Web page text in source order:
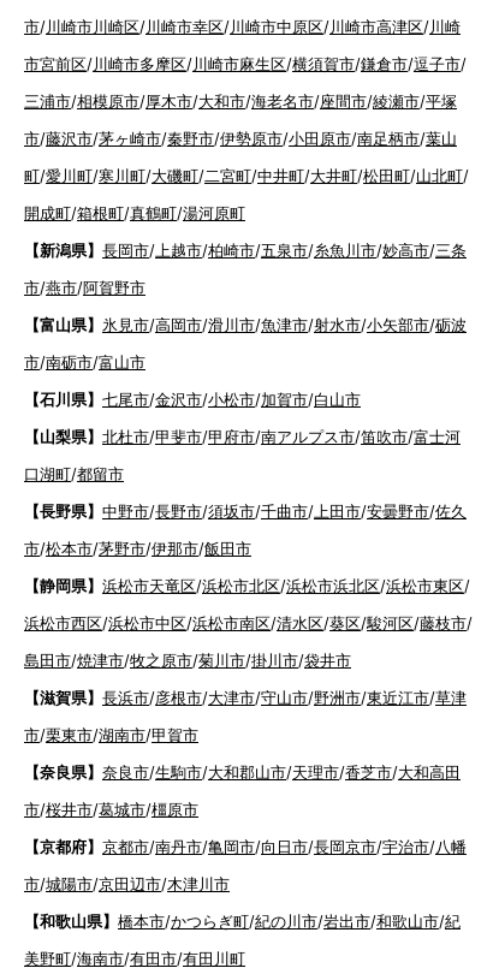
市/川崎市川崎区/川崎市幸区/川崎市中原区/川崎市高津区/川崎
市宮前区/川崎市多摩区/川崎市麻生区/横須賀市/鎌倉市/逗子市/
三浦市/相模原市/厚木市/大和市/海老名市/座間市/綾瀬市/平塚
市/藤沢市/茅ヶ崎市/秦野市/伊勢原市/小田原市/南足柄市/葉山
町/愛川町/寒川町/大磯町/二宮町/中井町/大井町/松田町/山北町/
開成町/箱根町/真鶴町/湯河原町
【新潟県】 長岡市/ 上越市/柏崎市/五泉市/糸魚川市/妙高市/三条
市/燕市/阿賀野市
【富山県】 氷見市/高岡市/滑川市/魚津市/射水市/小矢部市/砺波
市/南砺市/富山市
【石川県】 七尾市/金沢市/小松市/加賀市/白山市
【山梨県】 北杜市/甲斐市/甲府市/南アルプス市/笛吹市/富士河
口湖町/都留市
【長野県】 中野市/長野市/須坂市/千曲市/ 上田市/安曇野市/佐久
市/松本市/茅野市/伊那市/飯田市
【静岡県】 浜松市天竜区/浜松市北区/浜松市浜北区/浜松市東区/
浜松市西区/浜松市中区/浜松市南区/清水区/葵区/駿河区/藤枝市/
島田市/焼津市/牧之原市/菊川市/掛川市/袋井市
【滋賀県】 長浜市/彦根市/大津市/守山市/野洲市/東近江市/草津
市/栗東市/湖南市/甲賀市
【奈良県】 奈良市/生駒市/大和郡山市/天理市/香芝市/大和高田
市/桜井市/葛城市/橿原市
【京都府】 京都市/南丹市/亀岡市/向日市/長岡京市/宇治市/八幡
市/城陽市/京田辺市/木津川市
【和歌山県】 橋本市/かつらぎ町/紀の川市/岩出市/和歌山市/紀
美野町/海南市/有田市/有田川町